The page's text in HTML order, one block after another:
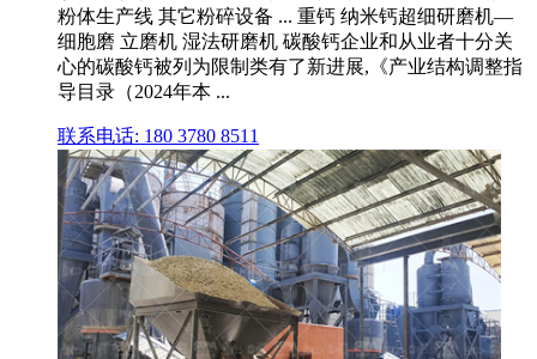
粉体生产线 其它粉碎设备 ... 重钙 纳米钙超细研磨机—
细胞磨 立磨机 湿法研磨机 碳酸钙企业和从业者十分关
心的碳酸钙被列为限制类有了新进展,《产业结构调整指
导目录（2024年本 ...
联系电话: 180 3780 8511